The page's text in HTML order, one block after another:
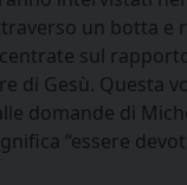
un botta e
sul
di Gesù. Questa
domande di
“essere